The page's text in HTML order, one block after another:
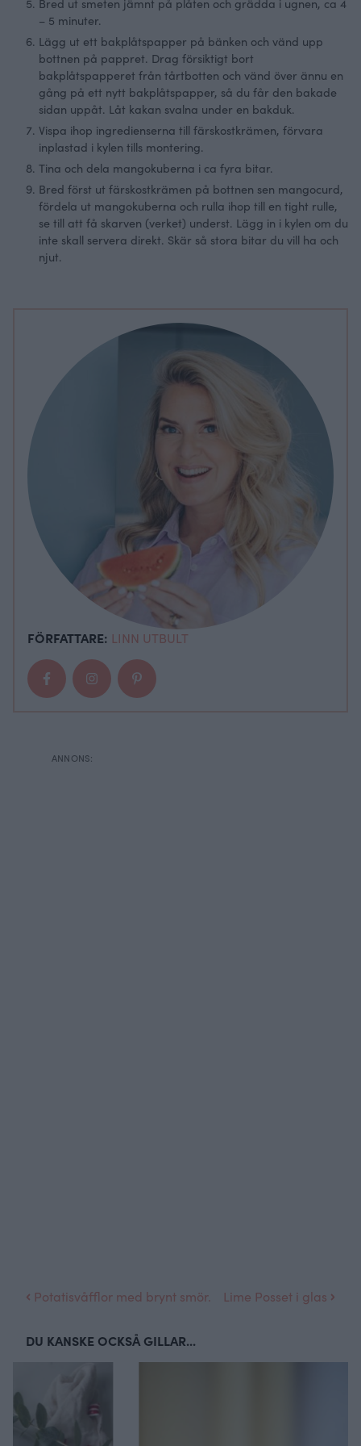
– 5 minuter.
Lägg ut ett bakplåtspapper på bänken och vänd upp
bottnen på pappret. Drag försiktigt bort
bakplåtspapperet från tårtbotten och vänd över ännu en
gång på ett nytt bakplåtspapper, så du får den bakade
sidan uppåt. Låt kakan svalna under en bakduk.
Vispa ihop ingredienserna till färskostkrämen, förvara
inplastad i kylen tills montering.
Tina och dela mangokuberna i ca fyra bitar.
Bred först ut färskostkrämen på bottnen sen mangocurd,
fördela ut mangokuberna och rulla ihop till en tight rulle,
se till att få skarven (verket) underst. Lägg in i kylen om du
inte skall servera direkt. Skär så stora bitar du vill ha och
njut.
FÖRFATTARE: LINN UTBULT
Potatisvåfflor med brynt smör. Lime Posset i glas
DU KANSKE OCKSÅ GILLAR...